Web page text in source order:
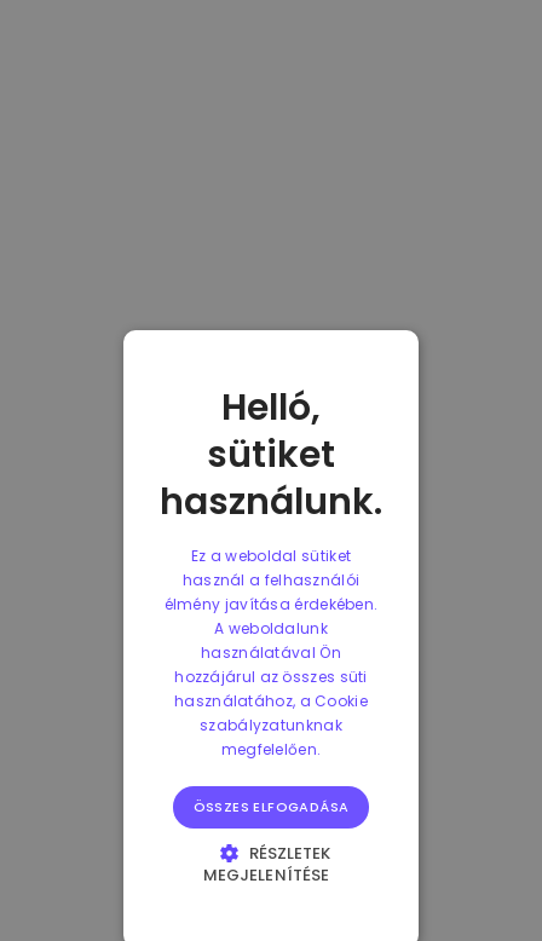
Helló,
sütiket
használunk.
Ez a weboldal sütiket
használ a felhasználói
élmény javítása érdekében.
A weboldalunk
használatával Ön
hozzájárul az összes süti
használatához, a Cookie
szabályzatunknak
megfelelően.
ÖSSZES ELFOGADÁSA
RÉSZLETEK
MEGJELENÍTÉSE